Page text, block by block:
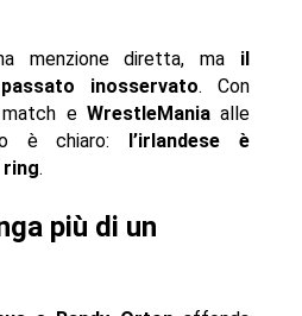
menzione diretta, ma il
inosservato. Con
match e WrestleManiaalle
è chiaro:
l’irlandese è
.
più di un